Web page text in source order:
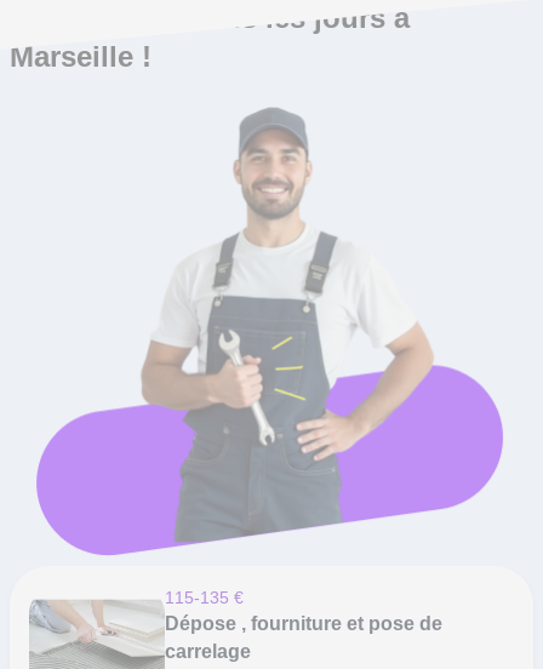
On répare ça tous les jours à
Marseille !
115-135 €
Dépose , fourniture et pose de
carrelage